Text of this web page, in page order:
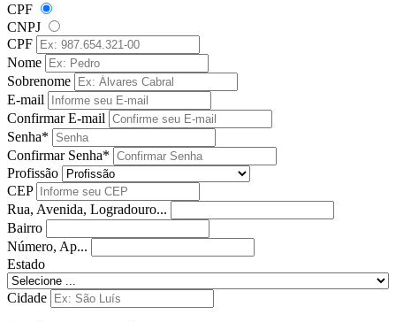
CPF
CNPJ
CPF
Nome
Sobrenome
E-mail
Confirmar E-mail
Senha*
Confirmar Senha*
Profissão
CEP
Rua, Avenida, Logradouro...
Bairro
Número, Ap...
Estado
Cidade